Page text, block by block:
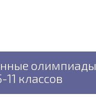
олимпиады
11 классов